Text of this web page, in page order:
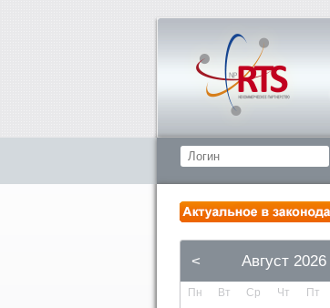
< Август 2026
Пн Вт Ср Чт Пт